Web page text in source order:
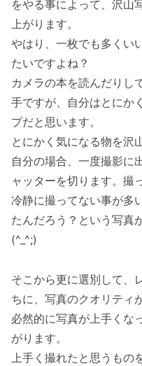
をやる事によって、沢山
上がります。
やはり、一枚でも多くい
たいですよね？
カメラの本を読んだりし
手ですが、自分はとにか
プだと思います。
とにかく気になる物を沢
自分の場合、一度撮影に
ャッターを切ります。撮
冷静に撮ってない事が多
たんだろう？という写真
(^_^;)
そこから更に選別して、
ちに、写真のクオリティ
必然的に写真が上手くな
がります。
上手く撮れたと思うもの